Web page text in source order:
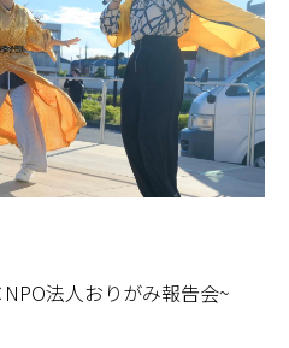
法人おりがみ報告会~